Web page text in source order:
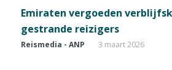
Emiraten vergoeden
gestrande reizigers
Reismedia - ANP 3 maart 2026